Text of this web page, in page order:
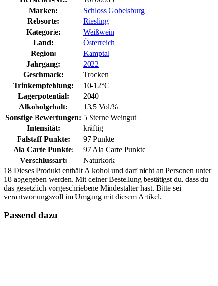
Marken:
Schloss Gobelsburg
Rebsorte:
Riesling
Kategorie:
Weißwein
Land:
Österreich
Region:
Kamptal
Jahrgang:
2022
Geschmack:
Trocken
Trinkempfehlung:
10-12°C
Lagerpotential:
2040
Alkoholgehalt:
13,5 Vol.%
Sonstige Bewertungen: 5 Sterne Weingut
Intensität:
kräftig
Falstaff Punkte:
97 Punkte
Ala Carte Punkte:
97 Ala Carte Punkte
Verschlussart:
Naturkork
18 Dieses Produkt enthält Alkohol und darf nicht an Personen unter
18 abgegeben werden. Mit deiner Bestellung bestätigst du, dass du
das gesetzlich vorgeschriebene Mindestalter hast. Bitte sei
verantwortungsvoll im Umgang mit diesem Artikel.
Passend dazu